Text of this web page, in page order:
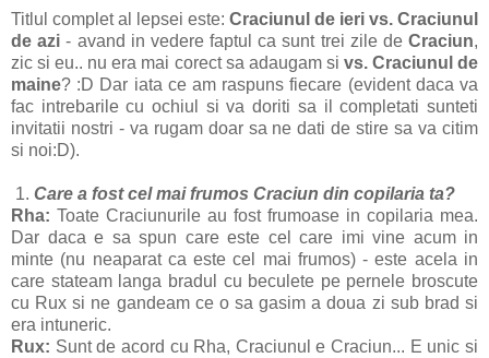
Titlul complet al lepsei este: Craciunul de ieri vs. Craciunul
de azi - avand in vedere faptul ca sunt trei zile deCraciun,
zic si eu.. nu era mai corect sa adaugam si vs. Craciunul de
maine? :D Dar iata ce am raspuns fiecare (evident daca va
fac intrebarile cu ochiul si va doriti sa il completati sunteti
invitatii nostri - va rugam doar sa ne dati de stire sa va citim
si noi:D).
1. Care a fost cel mai frumos Craciun din copilaria ta?
Rha: Toate Craciunurile au fost frumoase in copilaria mea.
Dar daca e sa spun care este cel care imi vine acum in
minte (nu neaparat ca este cel mai frumos) - este acela in
care stateam langa bradul cu beculete pe pernele broscute
cu Rux si ne gandeam ce o sa gasim a doua zi sub brad si
era intuneric.
Rux: Sunt de acord cu Rha, Craciunul e Craciun... E unic si